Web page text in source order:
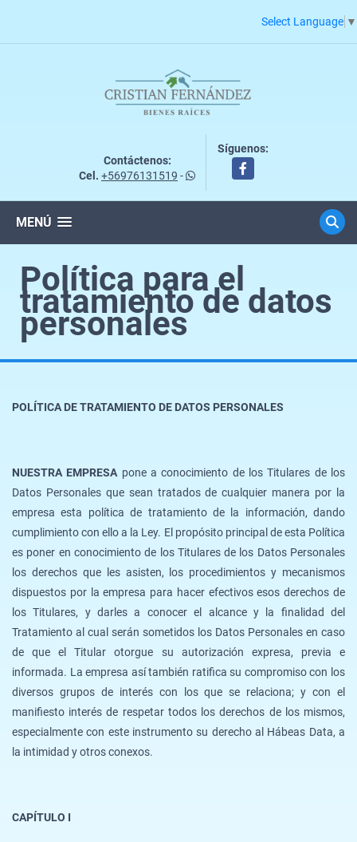
Select Language ▼
Contáctenos:
Cel. +56976131519 -
Síguenos:
Facebook
MENÚ
Política para el
tratamiento de datos
personales
POLÍTICA DE TRATAMIENTO DE DATOS PERSONALES
NUESTRA EMPRESA pone a conocimiento de los Titulares de los
Datos Personales que sean tratados de cualquier manera por la
empresa esta política de tratamiento de la información, dando
cumplimiento con ello a la Ley. El propósito principal de esta Política
es poner en conocimiento de los Titulares de los Datos Personales
los derechos que les asisten, los procedimientos y mecanismos
dispuestos por la empresa para hacer efectivos esos derechos de
los Titulares, y darles a conocer el alcance y la finalidad del
Tratamiento al cual serán sometidos los Datos Personales en caso
de que el Titular otorgue su autorización expresa, previa e
informada. La empresa así también ratifica su compromiso con los
diversos grupos de interés con los que se relaciona; y con el
manifiesto interés de respetar todos los derechos de los mismos,
especialmente con este instrumento su derecho al Hábeas Data, a
la intimidad y otros conexos.
CAPÍTULO I